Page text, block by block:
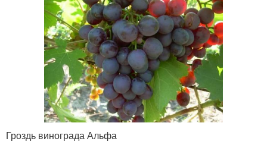
Гроздь винограда Альфа